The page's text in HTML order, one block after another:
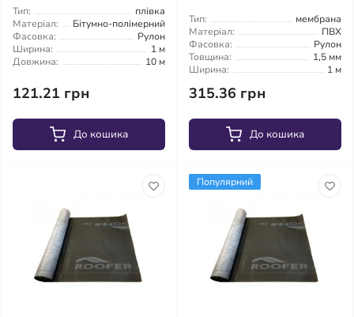
Тип:
плівка
Матеріал:
Бітумно-полімерний
Фасовка:
Рулон
Ширина:
1 м
Довжина:
10 м
121.21 грн
До кошика
Тип:
мембрана
Матеріал:
ПВХ
Фасовка:
Рулон
Товщина:
1,5 мм
Ширина:
1 м
315.36 грн
До кошика
Популярний